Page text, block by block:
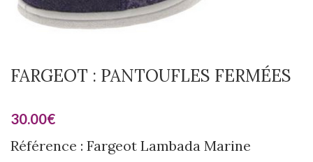
FARGEOT : PANTOUFLES FERMÉES
30.00€
Référence : Fargeot Lambada Marine